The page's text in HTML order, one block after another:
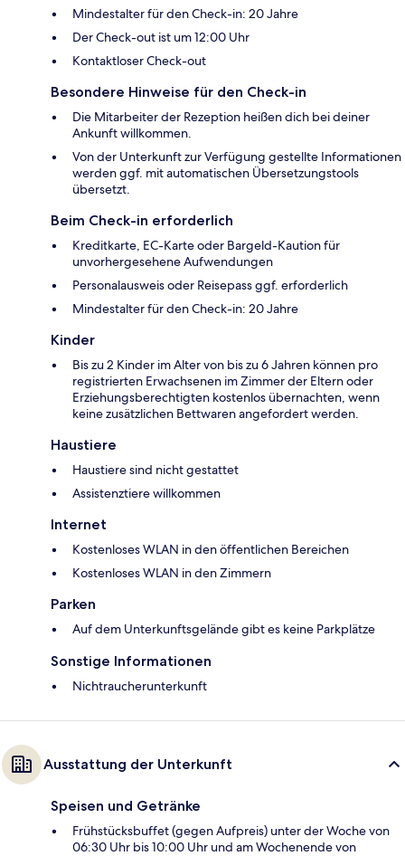
Mindestalter für den Check-in: 20 Jahre
Der Check-out ist um 12:00 Uhr
Kontaktloser Check-out
Besondere Hinweise für den Check-in
Die Mitarbeiter der Rezeption heißen dich bei deiner
Ankunft willkommen.
Von der Unterkunft zur Verfügung gestellte Informationen
werden ggf. mit automatischen Übersetzungstools
übersetzt.
Beim Check-in erforderlich
Kreditkarte, EC-Karte oder Bargeld-Kaution für
unvorhergesehene Aufwendungen
Personalausweis oder Reisepass ggf. erforderlich
Mindestalter für den Check-in: 20 Jahre
Kinder
Bis zu 2 Kinder im Alter von bis zu 6 Jahren können pro
registrierten Erwachsenen im Zimmer der Eltern oder
Erziehungsberechtigten kostenlos übernachten, wenn
keine zusätzlichen Bettwaren angefordert werden.
Haustiere
Haustiere sind nicht gestattet
Assistenztiere willkommen
Internet
Kostenloses WLAN in den öffentlichen Bereichen
Kostenloses WLAN in den Zimmern
Parken
Auf dem Unterkunftsgelände gibt es keine Parkplätze
Sonstige Informationen
Nichtraucherunterkunft
Ausstattung der Unterkunft
Speisen und Getränke
Frühstücksbuffet (gegen Aufpreis) unter der Woche von
06:30 Uhr bis 10:00 Uhr und am Wochenende von